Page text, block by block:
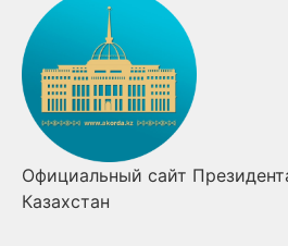
сайт Президента